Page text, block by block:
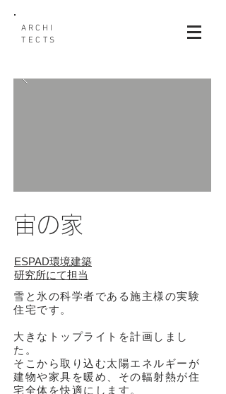
ARCHI
TECTS
宙の家
ESPAD環境建築
研究所にて担当
雪と氷の科学者である施主様の実験
住宅です。​
大きなトップライトを計画しまし
た。
そこから取り込む太陽エネルギーが
建物や家具を暖め、その輻射熱が住
宅全体を快適にします。